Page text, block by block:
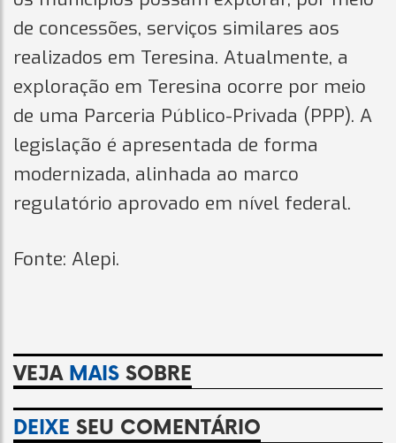
de concessões, serviços similares aos
realizados em Teresina. Atualmente, a
exploração em Teresina ocorre por meio
de uma Parceria Público-Privada (PPP). A
legislação é apresentada de forma
modernizada, alinhada ao marco
regulatório aprovado em nível federal.
Fonte: Alepi.
VEJA MAIS SOBRE
DEIXE SEU COMENTÁRIO